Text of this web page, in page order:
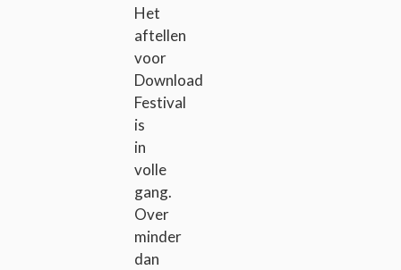
Het
aftellen
voor
Download
Festival
is
in
volle
gang.
Over
minder
dan